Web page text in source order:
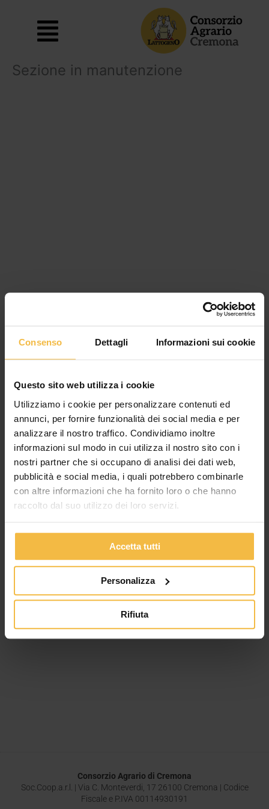
Consenso Dettagli Informazioni sui cookie
Questo sito web utilizza i cookie
Utilizziamo i cookie per personalizzare contenuti ed
annunci, per fornire funzionalità dei social media e per
analizzare il nostro traffico. Condividiamo inoltre
informazioni sul modo in cui utilizza il nostro sito con i
nostri partner che si occupano di analisi dei dati web,
pubblicità e social media, i quali potrebbero combinarle
con altre informazioni che ha fornito loro o che hanno
raccolto dal suo utilizzo dei loro servizi.
Accetta tutti
Personalizza
Rifiuta
contenuto
Main
Menu
Sezione in manutenzione
Consorzio Agrario di Cremona
Soc.Coop.a.r.l. | Via C. Monteverdi, 17 26100 Cremona | Codice
Fiscale e P.IVA 00114930191